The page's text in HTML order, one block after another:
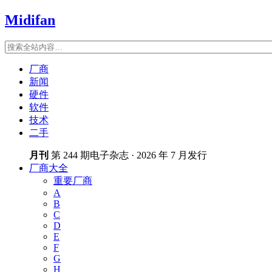
Midifan
厂商
新闻
硬件
软件
技术
二手
月刊 第 244 期电子杂志 · 2026 年 7 月发行
厂商大全
重要厂商
A
B
C
D
E
F
G
H